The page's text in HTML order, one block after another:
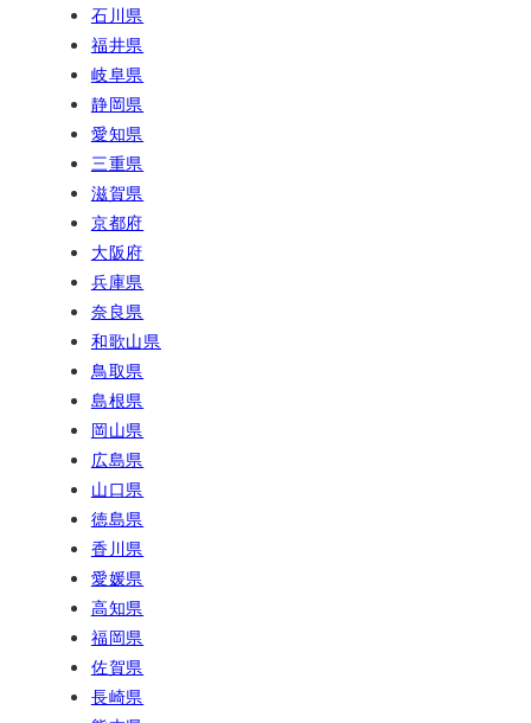
石川県
福井県
岐阜県
静岡県
愛知県
三重県
滋賀県
京都府
大阪府
兵庫県
奈良県
和歌山県
鳥取県
島根県
岡山県
広島県
山口県
徳島県
香川県
愛媛県
高知県
福岡県
佐賀県
長崎県